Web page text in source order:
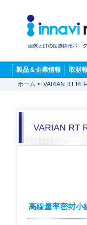
製品＆企業情報 取材
ホーム > VARIAN RT
VARIAN RT
高線量率密封小